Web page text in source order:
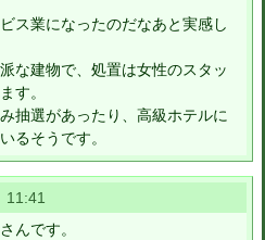
ス業になったのだなあと実感し
な建物で、処置は女性のスタッ
す。
抽選があったり、高級ホテルに
るそうです。
んです。